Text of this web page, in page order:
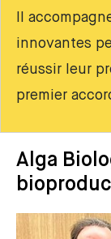
Il
innovantes
réussir leur
premier
Alga